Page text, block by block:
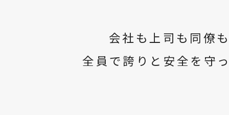
会社も上司も同僚
全員で誇りと安全を守